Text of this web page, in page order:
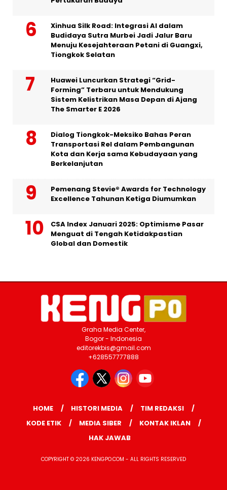
Xinhua Silk Road: Integrasi AI dalam
Budidaya Sutra Murbei Jadi Jalur Baru
Menuju Kesejahteraan Petani di Guangxi,
Tiongkok Selatan
Huawei Luncurkan Strategi “Grid-
Forming” Terbaru untuk Mendukung
Sistem Kelistrikan Masa Depan di Ajang
The Smarter E 2026
Dialog Tiongkok-Meksiko Bahas Peran
Transportasi Rel dalam Pembangunan
Kota dan Kerja sama Kebudayaan yang
Berkelanjutan
Pemenang Stevie® Awards for Technology
Excellence Tahunan Ketiga Diumumkan
CSA Index Januari 2025: Optimisme Pasar
Menguat di Tengah Ketidakpastian
Global dan Domestik
Graha Media Center,
Bogor - Indonesia
editorekbis@gmail.com
+628557777888
HOME HISTORI MEDIA
TIM REDAKSI
KODE ETIK
MEDIA SIBER
KONTAK IKLAN
HAK JAWAB
COPYRIGHT © 2026 KENGPO.COM - ALL RIGHTS RESERVED